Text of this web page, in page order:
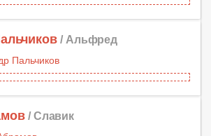
/ Альфред
/ Славик